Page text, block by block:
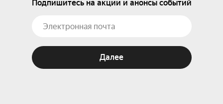
Подпишитесь на акции и анонсы событий
Далее